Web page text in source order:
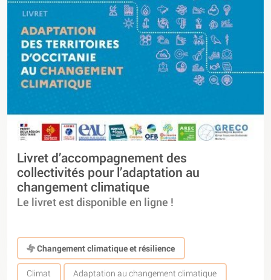
Livret d’accompagnement des
collectivités pour l’adaptation au
changement climatique
Le livret est disponible en ligne !
Changement climatique et résilience
Climat Adaptation au changement climatique